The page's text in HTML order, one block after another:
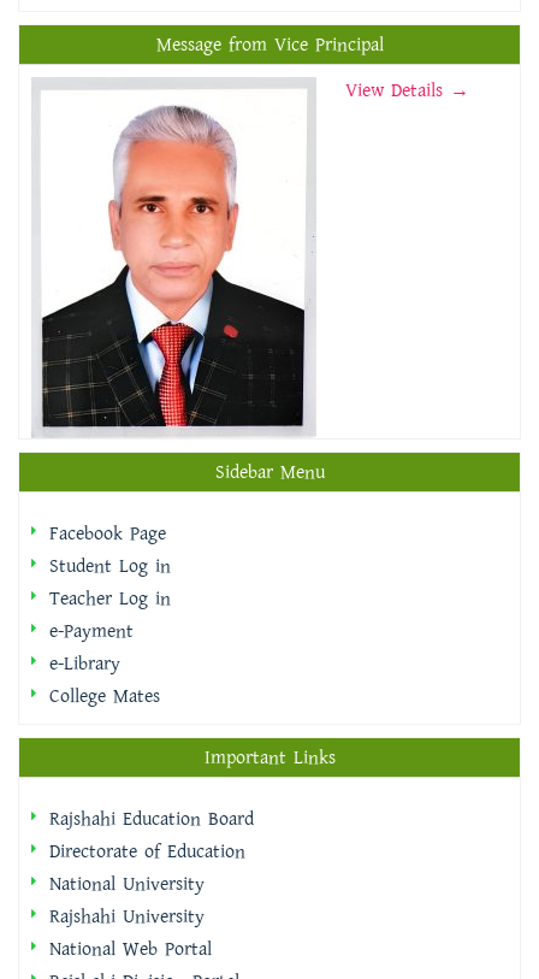
Message from Vice Principal
View Details →
Sidebar Menu
Facebook Page
Student Log in
Teacher Log in
e-Payment
e-Library
College Mates
Important Links
Rajshahi Education Board
Directorate of Education
National University
Rajshahi University
National Web Portal